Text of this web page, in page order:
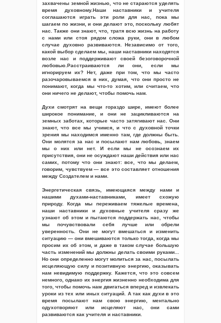
захвачены земной жизнью, что не стараются уделять
время духовному.Наши наставники и учителя
соглашаются играть эти роли для нас, пока мы
шагаем по жизни, и они делают это, поскольку любят
нас. Также они знают, что, тратя всю жизнь на работу
с нами или стоя рядом сложа руки, они в любом
случае духовно развиваются. Независимо от того,
какой выбор сделаем мы, наши наставники находятся
возле нас и поддерживают своей безоговорочной
любовью.Расстраиваются ли они, если мы
игнорируем их? Нет, даже при том, что мы часто
разочаровываемся в них, думая, что они просто не
понимают, когда мы что-то хотим, или считаем, что
они ничего не делают, чтобы помочь нам.
Духи смотрят на вещи гораздо шире, имеют более
широкое понимание, и они не зацикливаются на
земных заботах, которые часто затягивают нас. Они
знают, что все мы учимся, и что с духовной точки
зрения мы находимся именно там, где должны быть.
Они молятся за нас и посылают нам любовь, знаем
мы о них или нет. И если мы не осознаем их
присутствия, они не осуждают наши действия или нас
самих, потому что они знают: все, что мы делаем,
говорим, чувствуем — все это составляет отношения
между Создателем и нами.
Энергетическая связь, имеющаяся между нами и
нашими духами-наставниками, имеет схожую
природу. Когда мы переживаем тяжелые времена,
наши наставники и духовные учителя сразу же
узнают об этом и пытаются поддержать нас, чтобы
мы почувствовали себя лучше или обрели
уверенность. Они не могут вмешаться и изменить
ситуацию — они вмешиваются только тогда, когда мы
просим их об этом, и даже в таком случае большую
часть изменений мы должны делать своими руками...
Но они определенно могут молиться за нас, посылать
исцеляющую силу и позитивную энергию, оказывать
нам невидимую поддержку. Кажется, что это совсем
немного, однако их энергия жизненно необходима для
того, чтобы помочь нам двигаться вперед и извлекать
уроки из тех или иных ситуаций. А так как духи в это
время посылают нам свою энергию, ментально
одухотворяют или исцеляют нас, они сами
развиваются как учителя и наставники.